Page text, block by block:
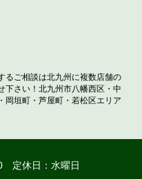
るご相談は北九州に複数店舗の
下さい！北九州市八幡西区・中
岡垣町・芦屋町・若松区エリア
定休日：水曜日